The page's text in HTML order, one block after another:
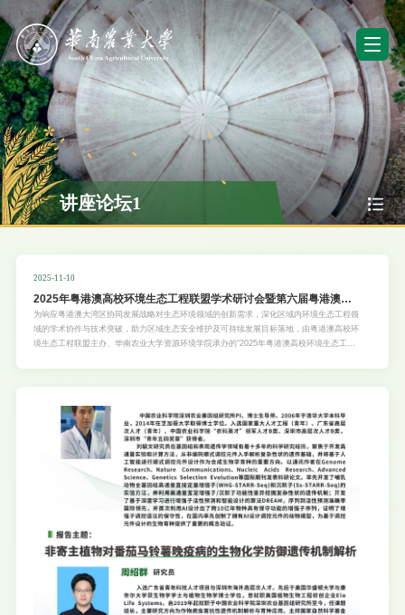
讲座论坛1
2025-11-10
2025年粤港澳高校环境生态工程联盟学术研讨会暨第六届粤港澳高
校环境生态工程青年学者论坛
为响应粤港澳大湾区协同发展战略对生态环境领域的创新需求，深化区域内环境生态工程领
域的学术协作与技术突破，助力区域生态安全维护及可持续发展目标落地，由粤港澳高校环
境生态工程联盟主办、华南农业大学资源环境学院承办的“2025年粤港澳高校环境生态工程
与绿色发展”为核心主题，聚焦大湾区生态系统保护修复、环境风险精准防控、绿色低碳转
台。论坛将进一步推动跨区域学